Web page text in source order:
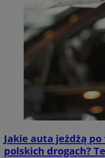
Jakie auta jeżdżą
polskich drogach?